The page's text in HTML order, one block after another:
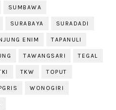
SUMBAWA
SURABAYA SURADADI
ENIM TAPANULI
TAWANGSARI TEGAL
TKW TOPUT
WONOGIRI